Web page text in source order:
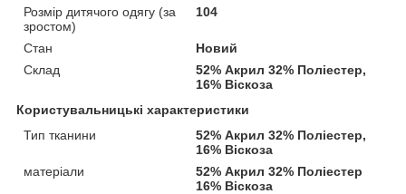
Розмір дитячого одягу (за
зростом)
104
Стан
Новий
Склад
52% Акрил 32% Поліестер,
16% Віскоза
Користувальницькі характеристики
Тип тканини
52% Акрил 32% Поліестер,
16% Віскоза
матеріали
52% Акрил 32% Поліестер
16% Віскоза